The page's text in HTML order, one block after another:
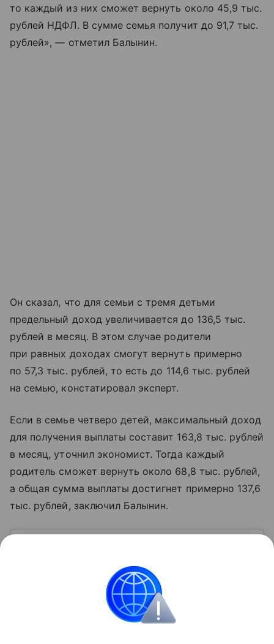
то каждый из них сможет вернуть около 45,9 тыс.
рублей НДФЛ. В сумме семья получит до 91,7 тыс.
рублей», — отметил Балынин.
Он сказал, что для семьи с тремя детьми
предельный доход увеличивается до 136,5 тыс.
рублей в месяц. В этом случае родители
при равных доходах смогут вернуть примерно
по 57,3 тыс. рублей, то есть до 114,6 тыс. рублей
на семью, констатировал эксперт.
Если в семье четверо детей, максимальный доход
для получения выплаты составит 163,8 тыс. рублей
в месяц, уточнил экономист. Тогда каждый
родитель сможет вернуть около 68,8 тыс. рублей,
а общая сумма выплаты достигнет примерно 137,6
тыс. рублей, заключил Балынин.
Рассказываем, что такое доход, какие бывают виды
и источники поступлений, а также какие активы
нельзя отнести к доходам.